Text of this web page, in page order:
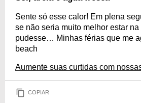
Sente só esse calor! Em plena
se não seria muito melhor estar
pudesse… Minhas férias que me
beach
Aumente suas curtidas com
COPIAR